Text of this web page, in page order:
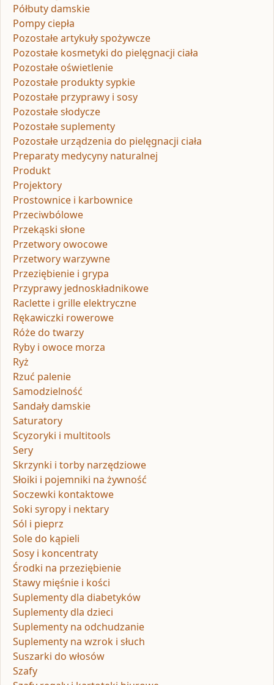
Półbuty damskie
Pompy ciepła
Pozostałe artykuły spożywcze
Pozostałe kosmetyki do pielęgnacji ciała
Pozostałe oświetlenie
Pozostałe produkty sypkie
Pozostałe przyprawy i sosy
Pozostałe słodycze
Pozostałe suplementy
Pozostałe urządzenia do pielęgnacji ciała
Preparaty medycyny naturalnej
Produkt
Projektory
Prostownice i karbownice
Przeciwbólowe
Przekąski słone
Przetwory owocowe
Przetwory warzywne
Przeziębienie i grypa
Przyprawy jednoskładnikowe
Raclette i grille elektryczne
Rękawiczki rowerowe
Róże do twarzy
Ryby i owoce morza
Ryż
Rzuć palenie
Samodzielność
Sandały damskie
Saturatory
Scyzoryki i multitools
Sery
Skrzynki i torby narzędziowe
Słoiki i pojemniki na żywność
Soczewki kontaktowe
Soki syropy i nektary
Sól i pieprz
Sole do kąpieli
Sosy i koncentraty
Środki na przeziębienie
Stawy mięśnie i kości
Suplementy dla diabetyków
Suplementy dla dzieci
Suplementy na odchudzanie
Suplementy na wzrok i słuch
Suszarki do włosów
Szafy